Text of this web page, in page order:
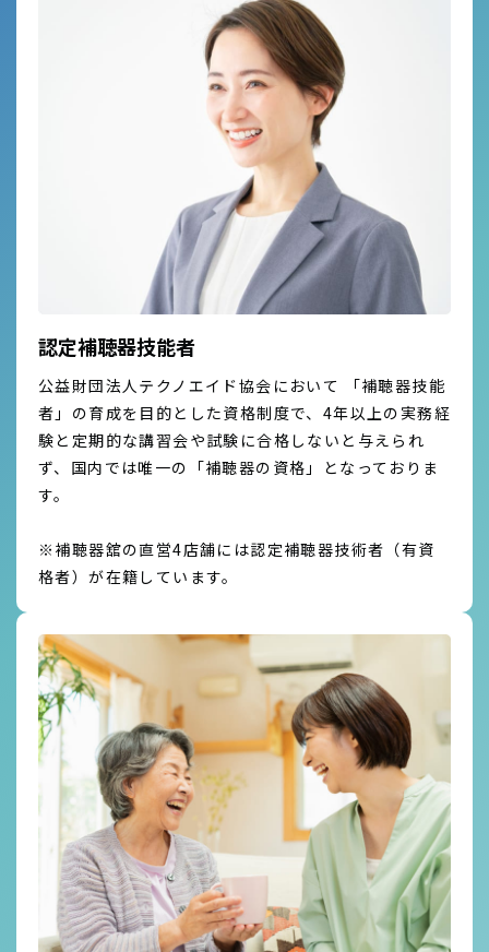
認定補聴器技能者
公益財団法人テクノエイド協会において 「補聴器技能
者」の育成を目的とした資格制度で、4年以上の実務経
験と定期的な講習会や試験に合格しないと与えられ
ず、国内では唯一の「補聴器の資格」となっておりま
す。
※補聴器舘の直営4店舗には認定補聴器技術者（有資
格者）が在籍しています。